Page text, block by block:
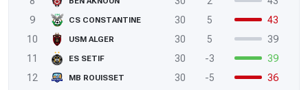
9
CS CONSTANTINE 30 5
43
10
USM ALGER 30 5
39
11
ES SETIF 30 -3
39
12
MB ROUISSET 30 -5
36